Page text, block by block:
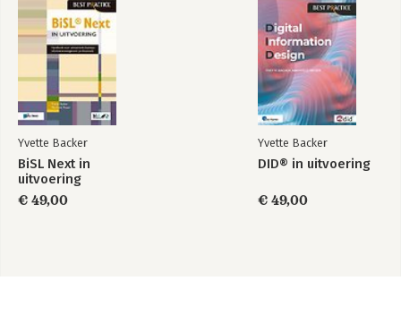
Yvette Backer
BiSL Next in
uitvoering
€ 49,00
Yvette Backer
DID® in uitvoering
€ 49,00